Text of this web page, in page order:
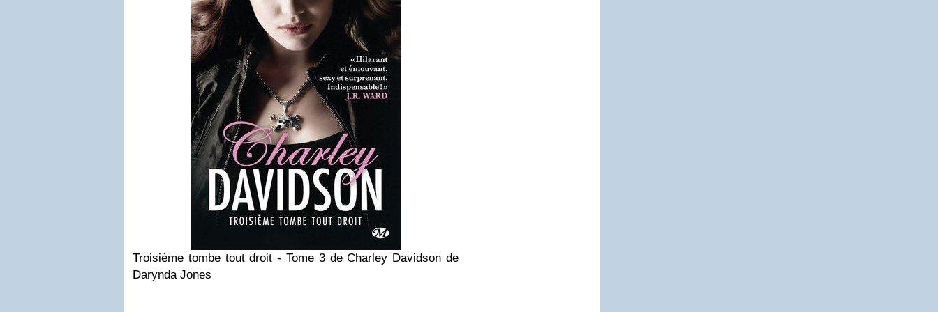
Troisième tombe tout droit - Tome 3 de Charley Davidson de
Darynda Jones